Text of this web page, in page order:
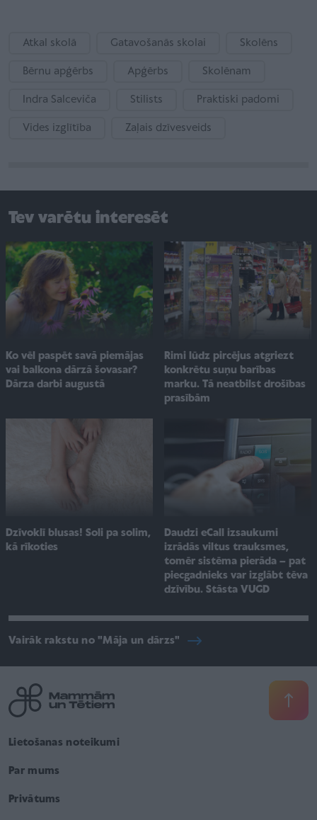
Atkal skolā Gatavošanās skolai Skolēns
Bērnu apģērbs Apģērbs Skolēnam
Indra Salceviča Stilists Praktiski padomi
Vides izglītība Zaļais dzīvesveids
Tev varētu interesēt
Ko vēl paspēt savā piemājas
vai balkona dārzā šovasar?
Dārza darbi augustā
Rimi lūdz pircējus atgriezt
konkrētu suņu barības
marku. Tā neatbilst drošības
prasībām
Dzīvoklī blusas! Soli pa solim,
kā rīkoties
Daudzi eCall izsaukumi
izrādās viltus trauksmes,
tomēr sistēma pierāda – pat
piecgadnieks var izglābt tēva
dzīvību. Stāsta VUGD
Vairāk rakstu no "Māja un dārzs"
Lietošanas noteikumi
Par mums
Privātums